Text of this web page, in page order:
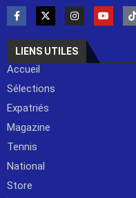
LIENS UTILES
Accueil
Sélections
Expatriés
Magazine
Tennis
National
Store